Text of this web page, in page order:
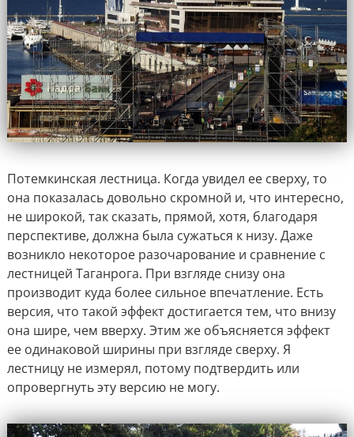
Потемкинская лестница. Когда увидел ее сверху, то
она показалась довольно скромной и, что интересно,
не широкой, так сказать, прямой, хотя, благодаря
перспективе, должна была сужаться к низу. Даже
возникло некоторое разочарование и сравнение с
лестницей Таганрога. При взгляде снизу она
производит куда более сильное впечатление. Есть
версия, что такой эффект достигается тем, что внизу
она шире, чем вверху. Этим же объясняется эффект
ее одинаковой ширины при взгляде сверху. Я
лестницу не измерял, потому подтвердить или
опровергнуть эту версию не могу.